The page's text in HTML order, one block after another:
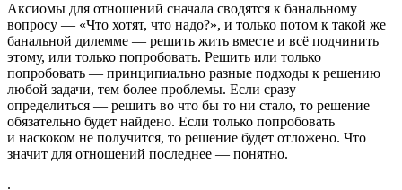
Аксиомы для отношений сначала сводятся к банальному
вопросу — «Что хотят, что надо?», и только потом к такой же
банальной дилемме — решить жить вместе и всё подчинить
этому, или только попробовать. Решить или только
попробовать — принципиально разные подходы к решению
любой задачи, тем более проблемы. Если сразу
определиться — решить во что бы то ни стало, то решение
обязательно будет найдено. Если только попробовать
и наскоком не получится, то решение будет отложено. Что
значит для отношений последнее — понятно.
.